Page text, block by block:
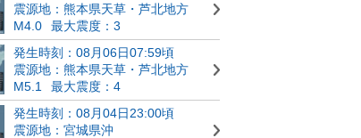
震源地：熊本県天草・芦北地方
M4.0
最大震度：3
発生時刻：08月06日07:59頃
震源地：熊本県天草・芦北地方
M5.1
最大震度：4
発生時刻：08月04日23:00頃
震源地：宮城県沖